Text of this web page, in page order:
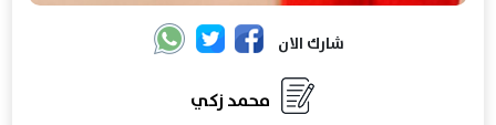
شارك الان
محمد زكي